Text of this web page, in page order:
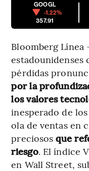
GOOGL
-1.22%
357.91
Bloomberg Línea
estadounidenses
pérdidas
por la
los valores
inesperado de
ola de ventas en
preciososque
riesgo. El índice
en Wall Street,